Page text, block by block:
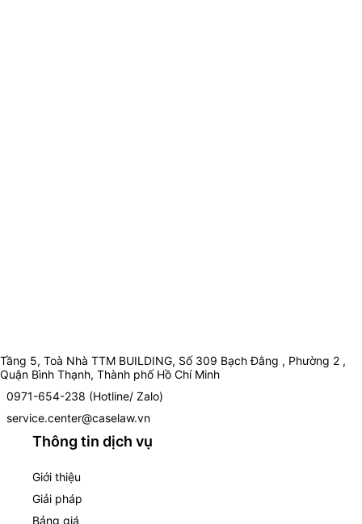
Tầng 5, Toà Nhà TTM BUILDING, Số 309 Bạch Đằng , Phường 2 ,
Quận Bình Thạnh, Thành phố Hồ Chí Minh
0971-654-238 (Hotline/ Zalo)
service.center@caselaw.vn
Thông tin dịch vụ
Giới thiệu
Giải pháp
Bảng giá